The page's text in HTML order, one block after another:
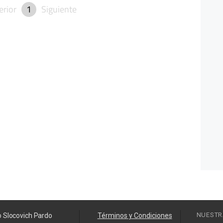
1 Siguiente
Slocovich Pardo Términos y Condiciones